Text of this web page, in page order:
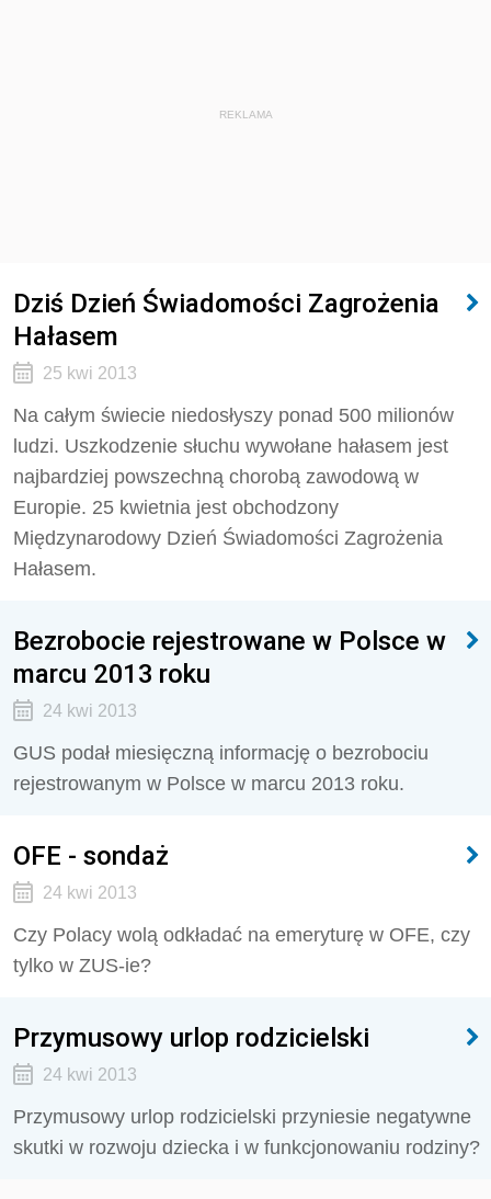
REKLAMA
Dziś Dzień Świadomości Zagrożenia
Hałasem
25 kwi 2013
Na całym świecie niedosłyszy ponad 500 milionów
ludzi. Uszkodzenie słuchu wywołane hałasem jest
najbardziej powszechną chorobą zawodową w
Europie. 25 kwietnia jest obchodzony
Międzynarodowy Dzień Świadomości Zagrożenia
Hałasem.
Bezrobocie rejestrowane w Polsce w
marcu 2013 roku
24 kwi 2013
GUS podał miesięczną informację o bezrobociu
rejestrowanym w Polsce w marcu 2013 roku.
OFE - sondaż
24 kwi 2013
Czy Polacy wolą odkładać na emeryturę w OFE, czy
tylko w ZUS-ie?
Przymusowy urlop rodzicielski
24 kwi 2013
Przymusowy urlop rodzicielski przyniesie negatywne
skutki w rozwoju dziecka i w funkcjonowaniu rodziny?